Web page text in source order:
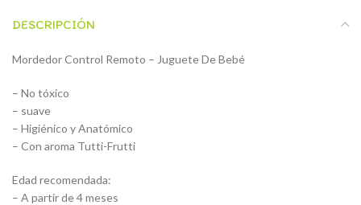
DESCRIPCIÓN
Mordedor Control Remoto – Juguete De Bebé
– No tóxico
– suave
– Higiénico y Anatómico
– Con aroma Tutti-Frutti
Edad recomendada:
– A partir de 4 meses